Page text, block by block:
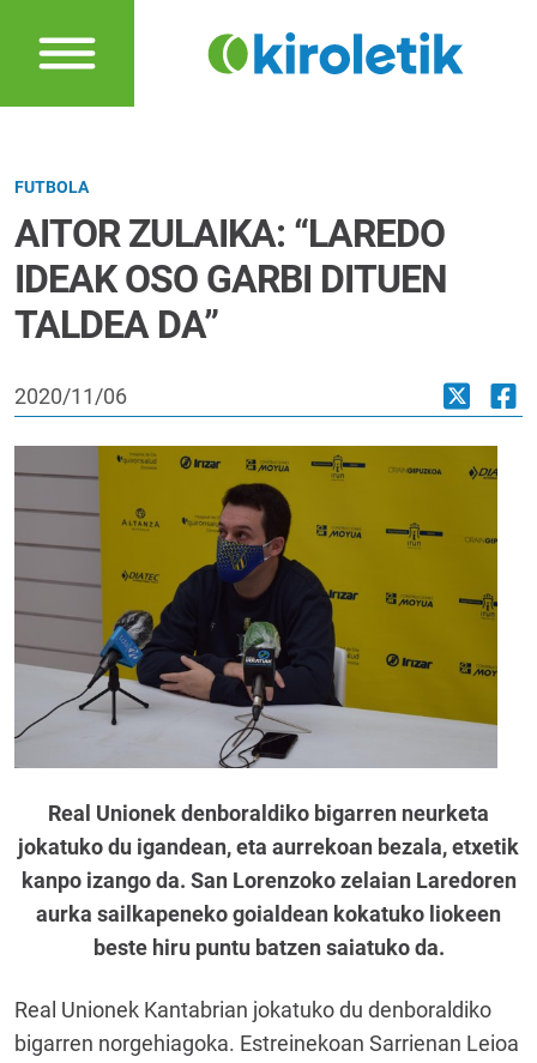
FUTBOLA
AITOR ZULAIKA: “LAREDO
IDEAK OSO GARBI DITUEN
TALDEA DA”
2020/11/06
Real Unionek denboraldiko bigarren neurketa
jokatuko du igandean, eta aurrekoan bezala, etxetik
kanpo izango da. San Lorenzoko zelaian Laredoren
aurka sailkapeneko goialdean kokatuko liokeen
beste hiru puntu batzen saiatuko da.
Real Unionek Kantabrian jokatuko du denboraldiko
bigarren norgehiagoka. Estreinekoan Sarrienan Leioa